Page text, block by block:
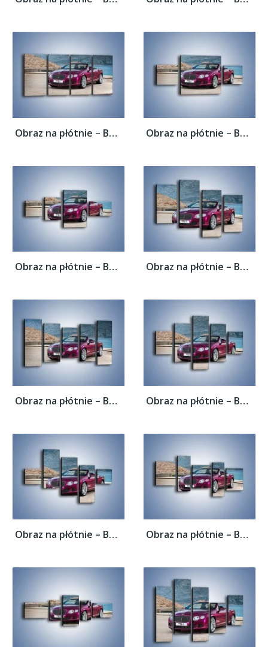
Obraz na płótnie – Bentley Continental... Obraz na płótnie – Bentley Continental...
Obraz na płótnie – Bentley Continental... Obraz na płótnie – Bentley Continental...
Obraz na płótnie – Bentley Continental... Obraz na płótnie – Bentley Continental...
Obraz na płótnie – Bentley Continental... Obraz na płótnie – Bentley Continental...